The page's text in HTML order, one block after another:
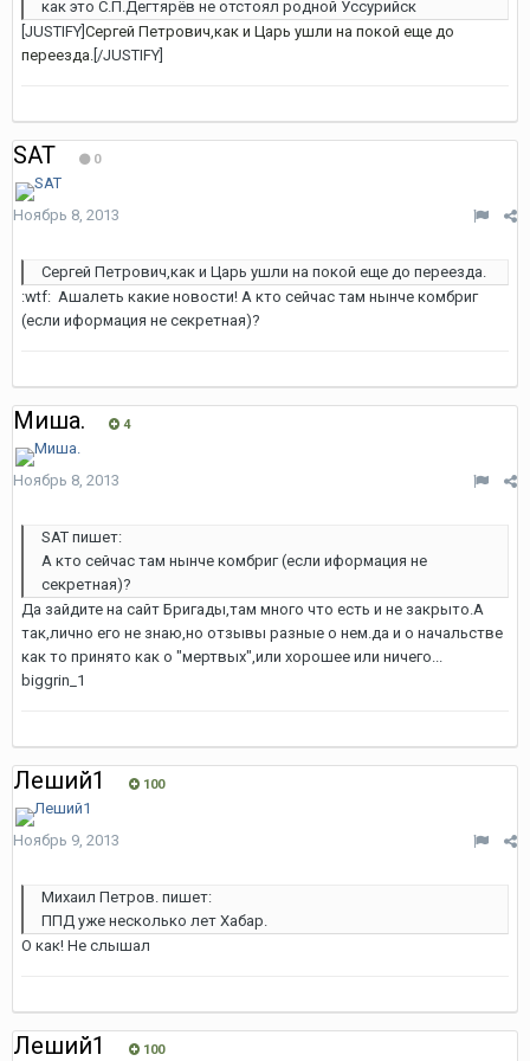
как это С.П.Дегтярёв не отстоял родной Уссурийск
[JUSTIFY] Сергей Петрович,как и Царь ушли на покой еще до
переезда. [/JUSTIFY]
SAT 0
Ноябрь 8, 2013
Сергей Петрович,как и Царь ушли на покой еще до переезда.
:wtf: Ашалеть какие новости! А кто сейчас там нынче комбриг
(если иформация не секретная)?
Миша. 4
Ноябрь 8, 2013
SAT пишет:
А кто сейчас там нынче комбриг (если иформация не
секретная)?
Да зайдите на сайт Бригады,там много что есть и не закрыто.А
так,лично его не знаю,но отзывы разные о нем.да и о начальстве
как то принято как о "мертвых",или хорошее или ничего...
biggrin_1
Леший1 100
Ноябрь 9, 2013
Михаил Петров. пишет:
ППД уже несколько лет Хабар.
О как! Не слышал
Леший1 100